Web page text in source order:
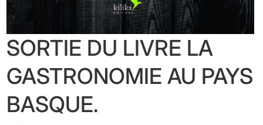
SORTIE DU LIVRE LA
GASTRONOMIE AU PAYS
BASQUE.